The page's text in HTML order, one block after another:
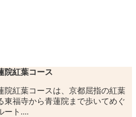
院紅葉コース
院紅葉コースは、京都屈指の紅葉
東福寺から青蓮院まで歩いてめぐ
ート....